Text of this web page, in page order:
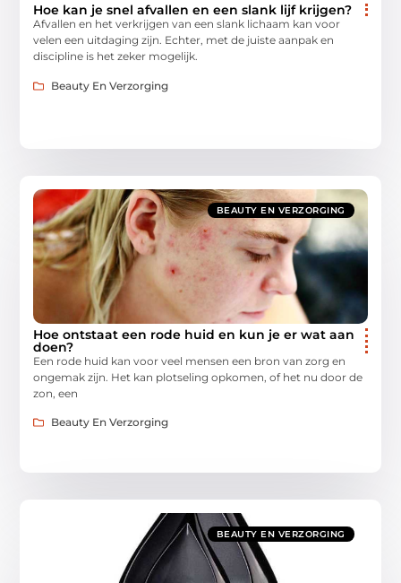
Hoe kan je snel afvallen en een slank lijf krijgen?
Afvallen en het verkrijgen van een slank lichaam kan voor
velen een uitdaging zijn. Echter, met de juiste aanpak en
discipline is het zeker mogelijk.
Beauty En Verzorging
BEAUTY EN VERZORGING
Hoe ontstaat een rode huid en kun je er wat aan
doen?
Een rode huid kan voor veel mensen een bron van zorg en
ongemak zijn. Het kan plotseling opkomen, of het nu door de
zon, een
Beauty En Verzorging
BEAUTY EN VERZORGING